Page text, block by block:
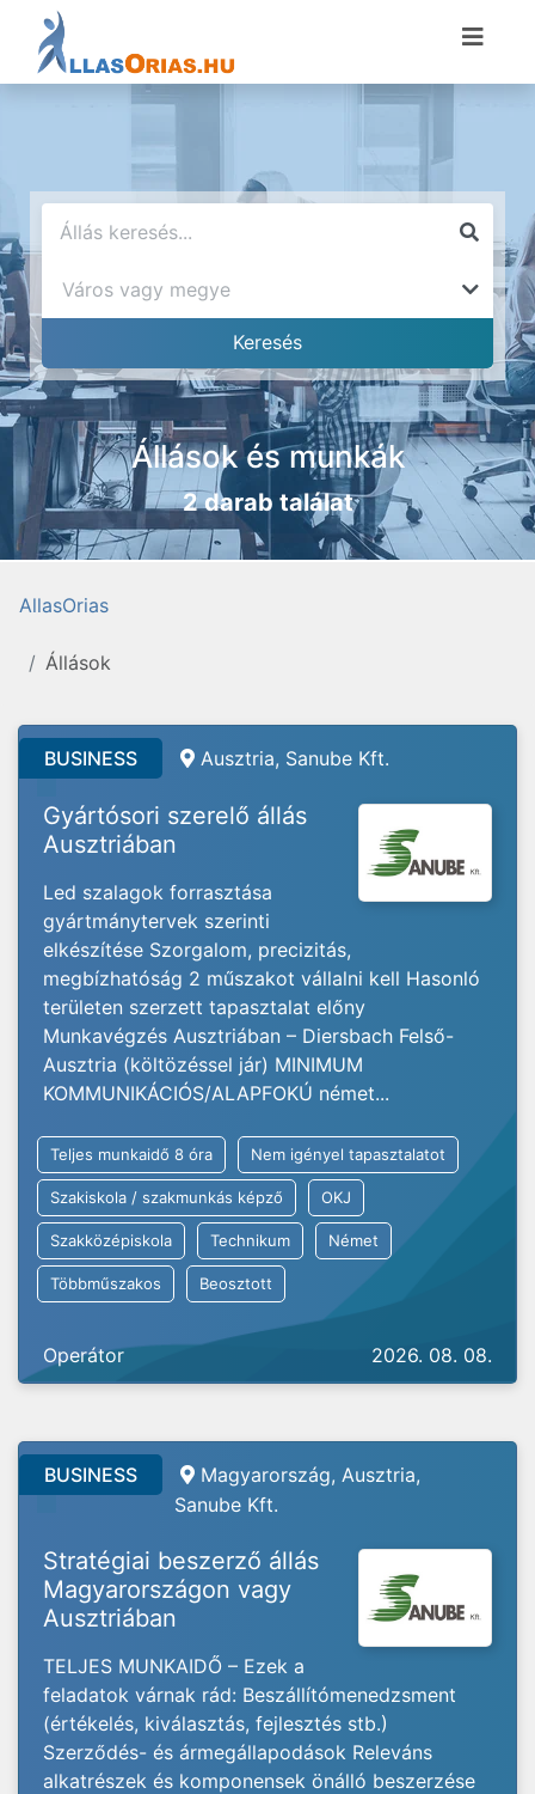
Állások és munkák
2 darab találat
AllasOrias
Állások
BUSINESS Ausztria, Sanube Kft.
Gyártósori szerelő állás
Ausztriában
Led szalagok forrasztása
gyártmánytervek szerinti
elkészítése Szorgalom, precizitás,
megbízhatóság 2 műszakot vállalni kell Hasonló
területen szerzett tapasztalat előny
Munkavégzés Ausztriában – Diersbach Felső-
Ausztria (költözéssel jár) MINIMUM
KOMMUNIKÁCIÓS/ALAPFOKÚ német...
Teljes munkaidő 8 óra Nem igényel tapasztalatot
Szakiskola / szakmunkás képző OKJ
Szakközépiskola Technikum Német
Többműszakos Beosztott
Operátor 2026. 08. 08.
BUSINESS
Magyarország, Ausztria,
Sanube Kft.
Stratégiai beszerző állás
Magyarországon vagy
Ausztriában
TELJES MUNKAIDŐ – Ezek a
feladatok várnak rád: Beszállítómenedzsment
(értékelés, kiválasztás, fejlesztés stb.)
Szerződés- és ármegállapodások Releváns
alkatrészek és komponensek önálló beszerzése